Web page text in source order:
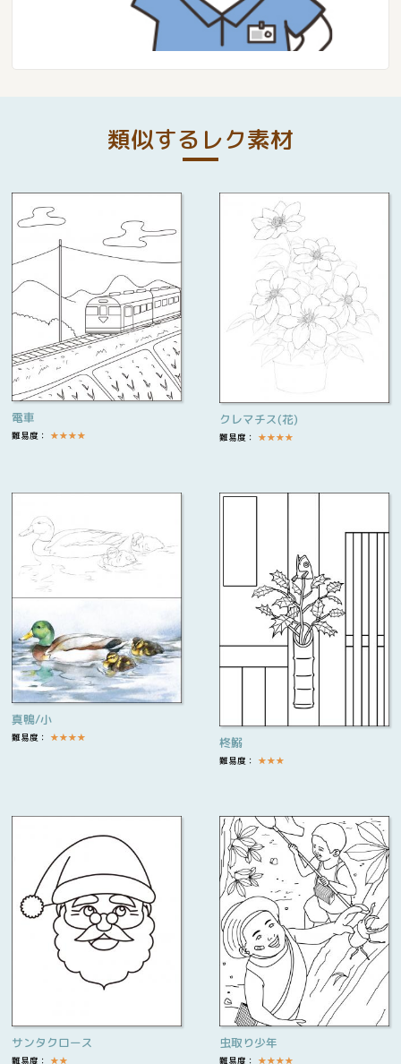
類似するレク素材
電車
難易度： ★★★★
クレマチス(花)
難易度： ★★★★
真鴨/小
難易度： ★★★★ 柊鰯
難易度： ★★★
サンタクロース
難易度： ★★
虫取り少年
難易度： ★★★★